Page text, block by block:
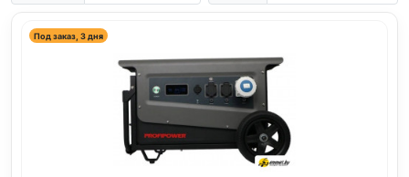
Под заказ, 3 дня